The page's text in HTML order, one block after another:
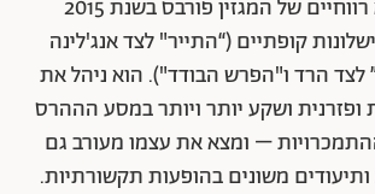
השחקנים הכי לא רווחיים של המגזין פורבס בשנת 2015
קופתיים (“התייר" לצד אנג'לינה
לצד הרד ו"הפרש הבודד"). הוא ניהל את
ופזרנית ושקע יותר ויותר במסע הההרס
– ומצא את עצמו מעורב גם
משונים בהופעות תקשורתיות.